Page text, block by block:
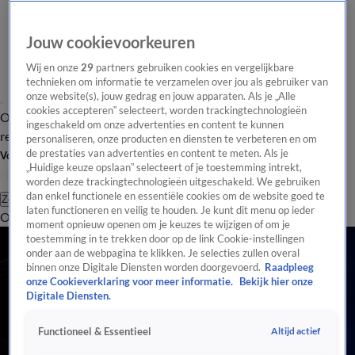
Overzicht Laatste nieuws Regionieuws Het beste van Hart
Tip de
redactie
Volg Hart van Nederland
Zoeken
OverzichtRegioUitzendingenWeerTip de redactiePanelVideo's
Jouw cookievoorkeuren
Wij en onze29 partners gebruiken cookies en vergelijkbare
technieken om informatie te verzamelen over jou als gebruiker van
onze website(s), jouw gedrag en jouw apparaten. Als je „Alle
cookies accepteren” selecteert, worden trackingtechnologieën
ingeschakeld om onze advertenties en content te kunnen
personaliseren, onze producten en diensten te verbeteren en om
de prestaties van advertenties en content te meten. Als je
„Huidige keuze opslaan” selecteert of je toestemming intrekt,
worden deze trackingtechnologieën uitgeschakeld. We gebruiken
dan enkel functionele en essentiële cookies om de website goed te
laten functioneren en veilig te houden. Je kunt dit menu op ieder
moment opnieuw openen om je keuzes te wijzigen of om je
toestemming in te trekken door op de link Cookie-instellingen
onder aan de webpagina te klikken. Je selecties zullen overal
binnen onze Digitale Diensten worden doorgevoerd. Raadpleeg
onze Cookieverklaring voor meer informatie.
Bekijk hier onze
Digitale Diensten.
Functioneel & Essentieel Altijd actief